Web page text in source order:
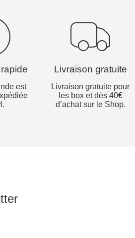
est
Livraison gratuite
Livraison gratuite pour
les box et dès 40€
d’achat sur le Shop.